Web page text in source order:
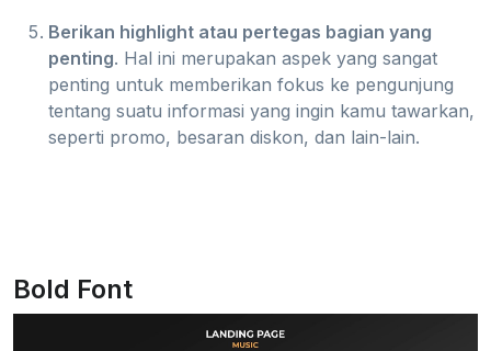
Berikan highlight atau pertegas bagian yang
penting. Hal ini merupakan aspek yang sangat
penting untuk memberikan fokus ke pengunjung
tentang suatu informasi yang ingin kamu tawarkan,
seperti promo, besaran diskon, dan lain-lain.
Bold Font